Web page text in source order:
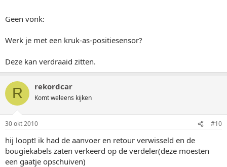
Geen vonk:
Werk je met een kruk-as-positiesensor?
Deze kan verdraaid zitten.
R rekordcar
Komt weleens kijken
30 okt 2010 #10
hij loopt! ik had de aanvoer en retour verwisseld en de
bougiekabels zaten verkeerd op de verdeler(deze moesten
een gaatje opschuiven)